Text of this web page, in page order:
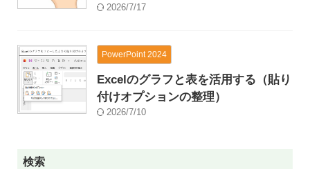
2026/7/17
PowerPoint 2024
Excelのグラフと表を活用する（貼り
付けオプションの整理）
2026/7/10
検索